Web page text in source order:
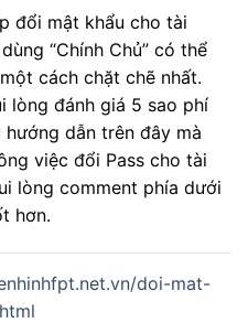
đổi mật khẩu cho tài
“Chính Chủ” có thể
cách chặt chẽ nhất.
lòng đánh giá 5 sao phí
dẫn trên đây mà
việc đổi Pass cho tài
lòng comment phía dưới
hơn.
doi-mat-